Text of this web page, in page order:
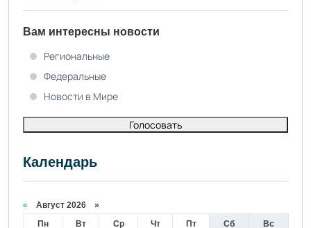
Вам интересны новости
Региональные
Федеральные
Новости в Мире
Голосовать
Календарь
« Август 2026 »
Пн
Вт Ср Чт Пт Сб Вс